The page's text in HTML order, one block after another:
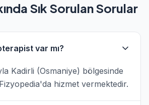
Sık Sorulan Sorular
var mı?
Kadirli (Osmaniye) bölgesinde
hizmet vermektedir.